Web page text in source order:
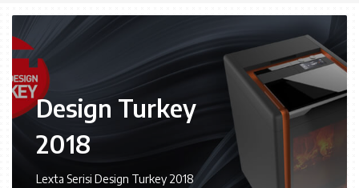
Design Turkey
2018
Lexta Serisi Design Turkey 2018